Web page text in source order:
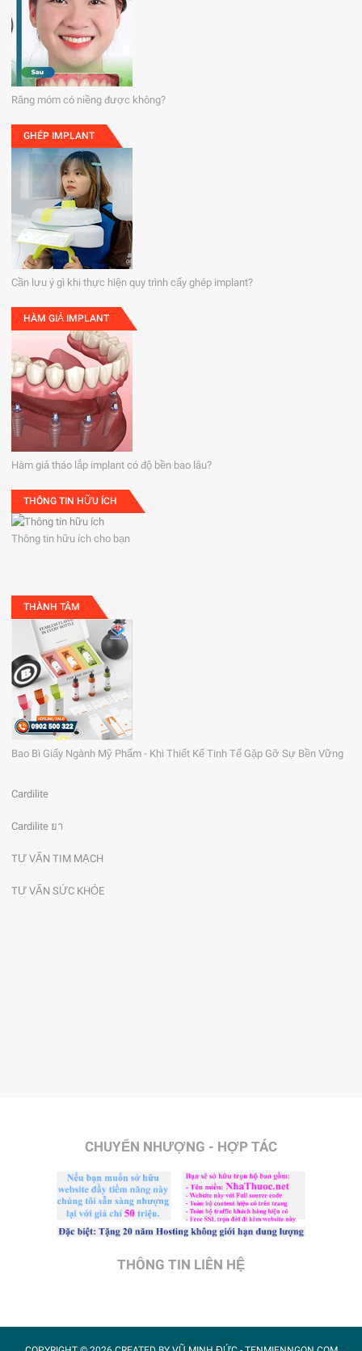
Răng móm có niềng được không?
GHÉP IMPLANT
Cần lưu ý gì khi thực hiện quy trình cấy ghép implant?
HÀM GIẢ IMPLANT
Hàm giả tháo lắp implant có độ bền bao lâu?
THÔNG TIN HỮU ÍCH
Thông tin hữu ích cho bạn
THÀNH TÂM
Bao Bì Giấy Ngành Mỹ Phẩm - Khi Thiết Kế Tinh Tế Gặp Gỡ Sự Bền Vững
Cardilite
Cardilite ยา
TƯ VẤN TIM MẠCH
TƯ VẤN SỨC KHỎE
CHUYỂN NHƯỢNG - HỢP TÁC
THÔNG TIN LIÊN HỆ